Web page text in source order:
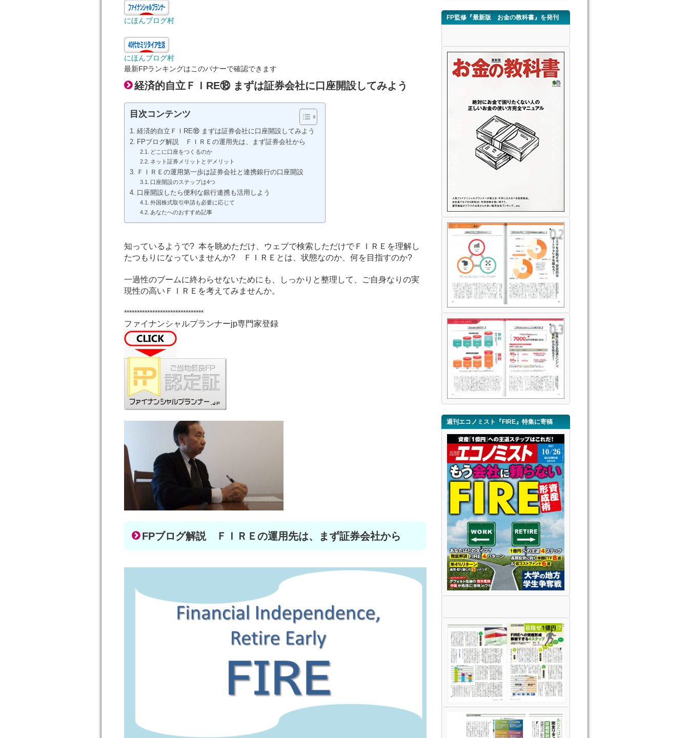
にほんブログ村
にほんブログ村
最新FPランキングはこのバナーで確認できます
経済的自立ＦＩRE⑱ まずは証券会社に口座開設してみよう
目次コンテンツ
経済的自立ＦＩRE⑱ まずは証券会社に口座開設してみよう
FPブログ解説 ＦＩＲＥの運用先は、まず証券会社から
どこに口座をつくるのか
ネット証券メリットとデメリット
ＦＩＲＥの運用第一歩は証券会社と連携銀行の口座開設
口座開設のステップは4つ
口座開設したら便利な銀行連携も活用しよう
外国株式取引申請も必要に応じて
あなたへのおすすめ記事
知っているようで? 本を眺めただけ、ウェブで検索しただけでＦＩＲＥを理解し
たつもりになっていませんか?
ＦＩＲＥとは、状態なのか、何を目指すのか?
一過性のブームに終わらせないためにも、しっかりと整理して、ご自身なりの実
現性の高いＦＩＲＥを考えてみませんか。
*******************************
ファイナンシャルプランナーjp専門家登録
FPブログ解説 ＦＩＲＥの運用先は、まず証券会社から
FP監修『最新版 お金の教科書』を発刊
週刊エコノミスト『FIRE』特集に寄稿